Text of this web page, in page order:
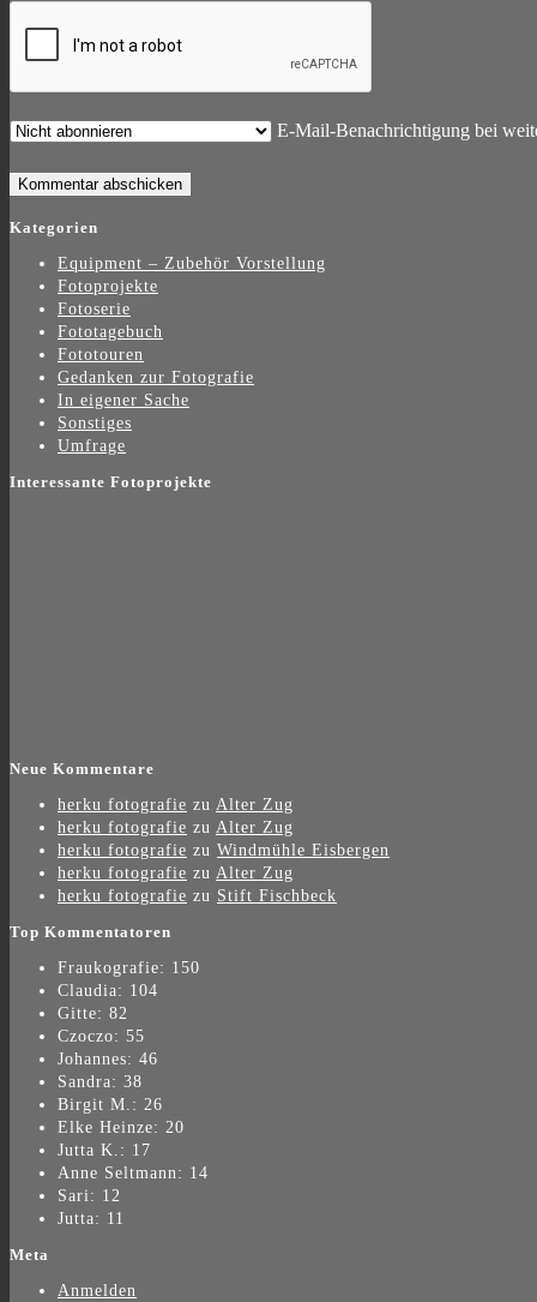
E-Mail-Benachrichtigung bei
Kategorien
Equipment – Zubehör Vorstellung
Fotoprojekte
Fotoserie
Fototagebuch
Fototouren
Gedanken zur Fotografie
In eigener Sache
Sonstiges
Umfrage
Interessante Fotoprojekte
Neue Kommentare
herku fotografie zu Alter Zug
herku fotografie zu Alter Zug
herku fotografie zu Windmühle Eisbergen
herku fotografie zu Alter Zug
herku fotografie zu Stift Fischbeck
Top Kommentatoren
Fraukografie: 150
Claudia: 104
Gitte: 82
Czoczo: 55
Johannes: 46
Sandra: 38
Birgit M.: 26
Elke Heinze: 20
Jutta K.: 17
Anne Seltmann: 14
Sari: 12
Jutta: 11
Meta
Anmelden